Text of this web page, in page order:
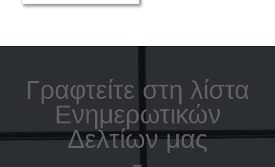
Γραφτείτε στη λίστα
Ενημερωτικών
Δελτίων μας